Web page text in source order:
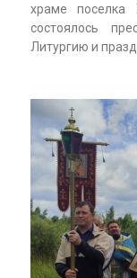
храме поселка
состоялось
Литургию и